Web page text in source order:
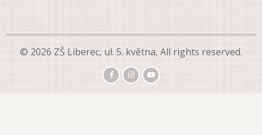
© 2026 ZŠ Liberec, ul. 5. května, All rights reserved.